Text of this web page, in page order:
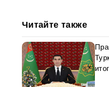
Читайте также